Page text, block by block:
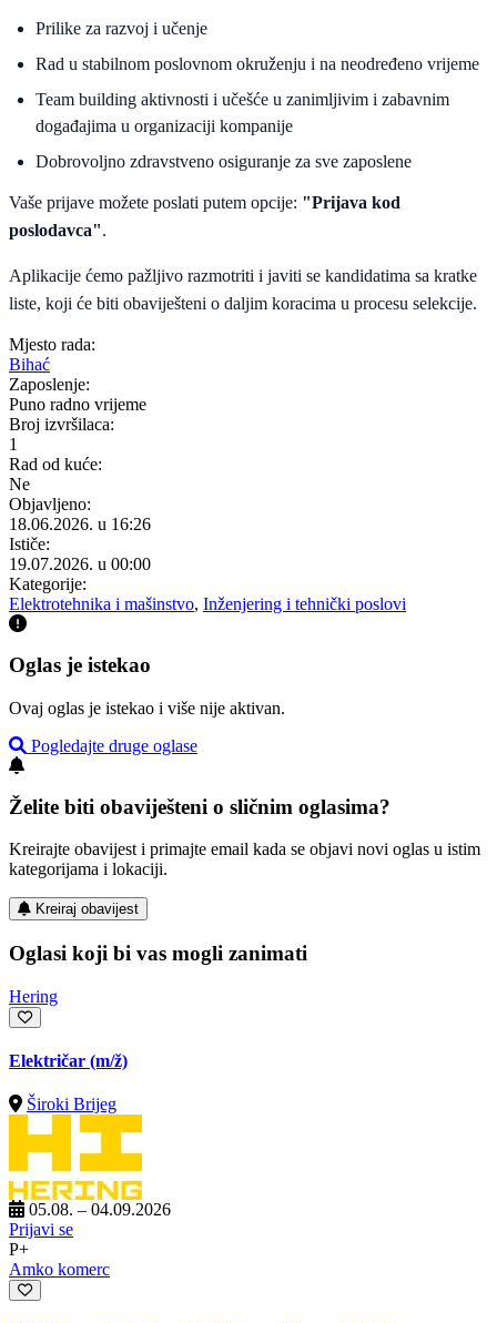
Prilike za razvoj i učenje
Rad u stabilnom poslovnom okruženju i na neodređeno vrijeme
Team building aktivnosti i učešće u zanimljivim i zabavnim
događajima u organizaciji kompanije
Dobrovoljno zdravstveno osiguranje za sve zaposlene
Vaše prijave možete poslati putem opcije: "Prijava kod
poslodavca".
Aplikacije ćemo pažljivo razmotriti i javiti se kandidatima sa kratke
liste, koji će biti obaviješteni o daljim koracima u procesu selekcije.
Mjesto rada:
Bihać
Zaposlenje:
Puno radno vrijeme
Broj izvršilaca:
1
Rad od kuće:
Ne
Objavljeno:
18.06.2026. u 16:26
Ističe:
19.07.2026. u 00:00
Kategorije:
Elektrotehnika i mašinstvo, Inženjering i tehnički poslovi
Oglas je istekao
Ovaj oglas je istekao i više nije aktivan.
Pogledajte druge oglase
Želite biti obaviješteni o sličnim oglasima?
Kreirajte obavijest i primajte email kada se objavi novi oglas u istim
kategorijama i lokaciji.
Kreiraj obavijest
Oglasi koji bi vas mogli zanimati
Hering
Električar (m/ž)
Široki Brijeg
05.08. – 04.09.2026
Prijavi se
P+
Amko komerc